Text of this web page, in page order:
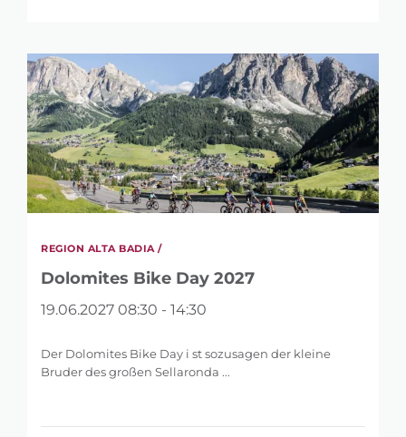
REGION ALTA BADIA /
Dolomites Bike Day 2027
19.06.2027 08:30 - 14:30
Der Dolomites Bike Day i st sozusagen der kleine
Bruder des großen Sellaronda ...